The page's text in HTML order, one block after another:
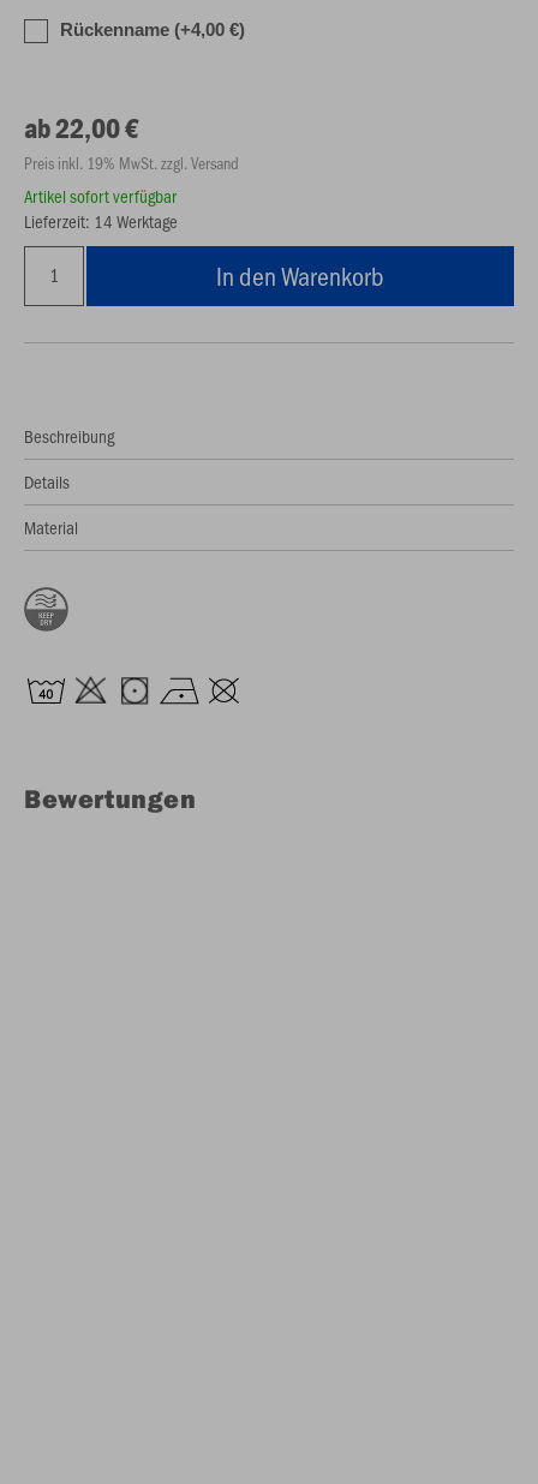
Rückenname (+4,00 €)
ab 22,00 €
Preis inkl. 19% MwSt. zzgl. Versand
Artikel sofort verfügbar
Lieferzeit: 14 Werktage
In den Warenkorb
Beschreibung
Details
Material
Bewertungen